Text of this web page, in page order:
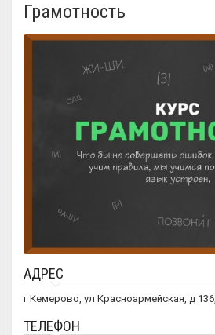
Грамотность
АДРЕС
г Кемерово, ул Красноармейская, д
ТЕЛЕФОН